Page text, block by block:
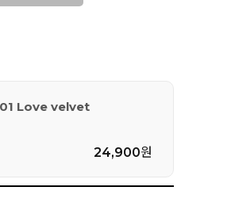
01 Love velvet
24,900원